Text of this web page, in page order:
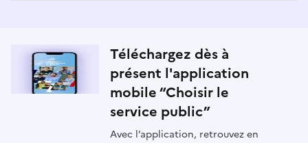
Téléchargez dès à
présent l'application
mobile “Choisir le
service public”
Avec l’application, retrouvez en